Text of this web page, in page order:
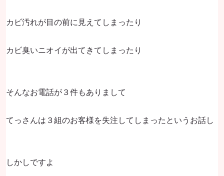
カビ汚れが目の前に見えてしまったり
カビ臭いニオイが出てきてしまったり
そんなお電話が３件もありまして
てっさんは３組のお客様を失注してしまったというお話し
しかしですよ